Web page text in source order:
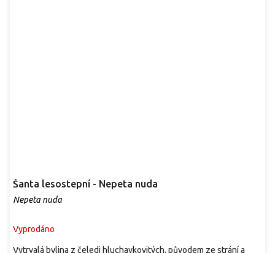
Šanta lesostepní - Nepeta nuda
Nepeta nuda
Vyprodáno
Vytrvalá bylina z čeledi hluchavkovitých, původem ze strání a